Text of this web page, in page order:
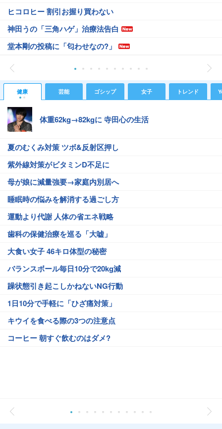
ヒコロヒー 割引お握り買わない
神田うの「三角ハゲ」治療法告白
堂本剛の投稿に「匂わせなの?」
健康 芸能 ゴシップ 女子 トレンド
体重62kg→82kgに 寺田心の生活
夏のむくみ対策 ツボ&反射区押し
紫外線対策がビタミンD不足に
母が娘に減量強要→家庭内別居へ
睡眠時の悩みを解消する過ごし方
運動より代謝 人体の省エネ戦略
歯科の保健治療を巡る「大嘘」
大食い女子 46キロ体型の秘密
バランスボール毎日10分で20kg減
躁状態引き起こしかねないNG行動
1日10分で手軽に「ひざ痛対策」
キウイを食べる際の3つの注意点
コーヒー 朝すぐ飲むのはダメ?